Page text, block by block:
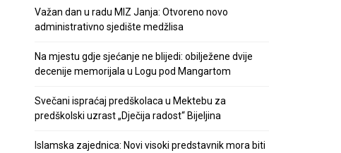
Važan dan u radu MIZ Janja: Otvoreno novo
administrativno sjedište medžlisa
Na mjestu gdje sjećanje ne blijedi: obilježene dvije
decenije memorijala u Logu pod Mangartom
Svečani ispraćaj predškolaca u Mektebu za
predškolski uzrast „Dječija radost“ Bijeljina
Islamska zajednica: Novi visoki predstavnik mora biti